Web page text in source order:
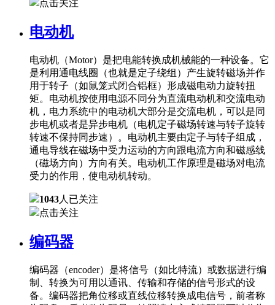
点击关注
电动机
电动机（Motor）是把电能转换成机械能的一种设备。它
是利用通电线圈（也就是定子绕组）产生旋转磁场并作
用于转子（如鼠笼式闭合铝框）形成磁电动力旋转扭
矩。电动机按使用电源不同分为直流电动机和交流电动
机，电力系统中的电动机大部分是交流电机，可以是同
步电机或者是异步电机（电机定子磁场转速与转子旋转
转速不保持同步速）。电动机主要由定子与转子组成，
通电导线在磁场中受力运动的方向跟电流方向和磁感线
（磁场方向）方向有关。电动机工作原理是磁场对电流
受力的作用，使电动机转动。
1043人已关注
点击关注
编码器
编码器（encoder）是将信号（如比特流）或数据进行编
制、转换为可用以通讯、传输和存储的信号形式的设
备。编码器把角位移或直线位移转换成电信号，前者称